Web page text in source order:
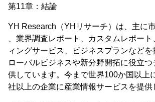
第11章：結論
YH Research（YHリサーチ）は、主に
、業界調査レポート、カスタムレポー
ィングサービス、ビジネスプランなど
ローバルビジネスや新分野開拓に役立
供しています。今まで世界100か国以上
社以上の企業に産業情報サービスを提供